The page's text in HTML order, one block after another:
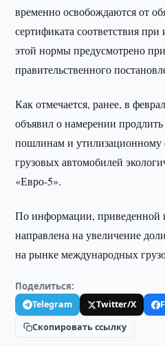
временно освобождаются от
сертификата соответствия
этой нормы предусмотрено
правительственного
Как отмечается, ранее, в
объявил о намерении
пошлинам и утилизационному
грузовых автомобилей
«Евро-5».
По информации, приведенной
направлена на увеличение
на рынке международных
Поделиться:
Telegram Twitter/X
Скопировать ссылку